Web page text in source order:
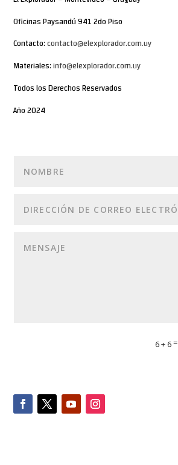
Oficinas Paysandú 941 2do Piso
Contacto:contacto@elexplorador.com.uy
Materiales:info@elexplorador.com.uy
Todos los Derechos Reservados
Año 2024
6 + 6=